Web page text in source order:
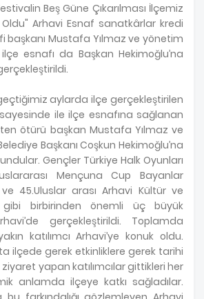
Beş Güne Çıkarılması İlçemiz
Oldu" Arhavi Esnaf sanatkârlar kredi
başkanı Mustafa Yılmaz ve yönetim
esnafı da Başkan Hekimoğlu’na
aylarda ilçe gerçekleştirilen
ile ilçe esnafına sağlanan
ötürü başkan Mustafa Yılmaz ve
Başkanı Coşkun Hekimoğlu’na
Gençler Türkiye Halk Oyunları
Mençuna Cup Bayanlar
45.Uluslar arası Arhavi Kültür ve
birbirinden önemli üç büyük
gerçekleştirildi. Toplamda
katılımcı Arhavi’ye konuk oldu.
ilçede gerek etkinliklere gerek tarihi
yapan katılımcılar gittikleri her
anlamda ilçeye katkı sağladılar.